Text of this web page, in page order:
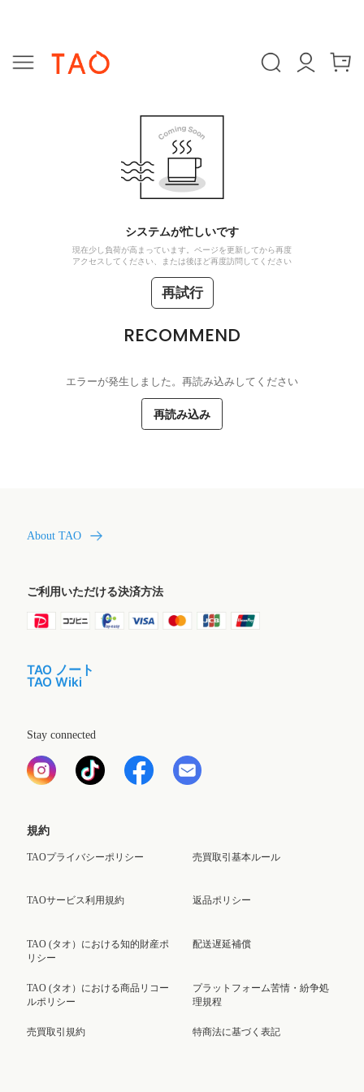
システムが忙しいです
現在少し負荷が高まっています。ページを更新してから再度
アクセスしてください、または後ほど再度訪問してください
再試行
RECOMMEND
エラーが発生しました。再読み込みしてください
再読み込み
About TAO
ご利用いただける決済方法
TAO ノート
TAO Wiki
Stay connected
規約
TAOプライバシーポリシー
TAOサービス利用規約
TAO (タオ）における知的財産ポ
リシー
TAO (タオ）における商品リコー
ルポリシー
売買取引規約
売買取引基本ルール
返品ポリシー
配送遅延補償
プラットフォーム苦情・紛争処
理規程
特商法に基づく表記